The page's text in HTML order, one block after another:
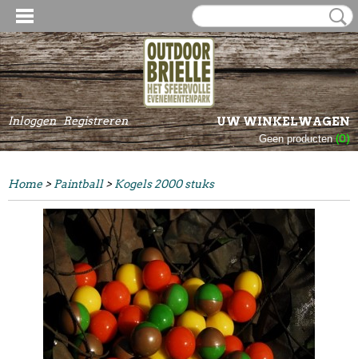
Inloggen Registreren UW WINKELWAGEN
Geen producten(0)
Home > Paintball> Kogels 2000 stuks